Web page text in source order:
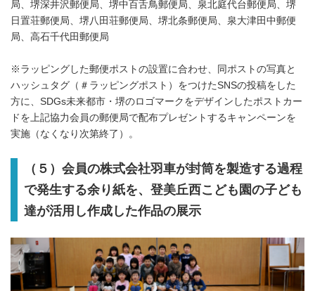
局、堺深井沢郵便局、堺中百舌鳥郵便局、泉北庭代台郵便局、堺
日置荘郵便局、堺八田荘郵便局、堺北条郵便局、泉大津田中郵便
局、高石千代田郵便局
※ラッピングした郵便ポストの設置に合わせ、同ポストの写真と
ハッシュタグ（＃ラッピングポスト）をつけたSNSの投稿をした
方に、SDGs未来都市・堺のロゴマークをデザインしたポストカー
ドを上記協力会員の郵便局で配布プレゼントするキャンペーンを
実施（なくなり次第終了）。
（５）会員の株式会社羽車が封筒を製造する過程
で発生する余り紙を、登美丘西こども園の子ども
達が活用し作成した作品の展示